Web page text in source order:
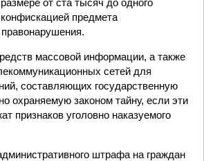
от ста тысяч до одного
предмета
массовой информации, а также
сетей для
составляющих государственную
охраняемую законом тайну, если эти
признаков уголовно наказуемого
штрафа на граждан